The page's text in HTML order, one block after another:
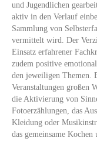
und Jugendlichen
aktiv in den Verlauf
Sammlung von
vermittelt wird. Der
Einsatz erfahrener
zudem positive
den jeweiligen Themen.
Veranstaltungen großen
die Aktivierung von
Fotoerzählungen, das
Kleidung oder
das gemeinsame